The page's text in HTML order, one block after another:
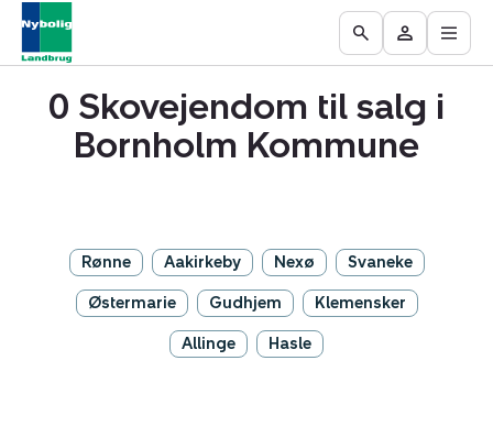
Ejendomme
til
Find
mægler
Få
vurderet
ejendom
Go
to
the
Search
page
Besøg
Mit
område
Åbn
0 Skovejendom til salg i
Bornholm Kommune
Rønne Aakirkeby Nexø Svaneke
Østermarie Gudhjem Klemensker
Allinge Hasle